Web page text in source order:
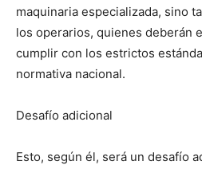
maquinaria especializada, sino
los operarios, quienes deberán
cumplir con los estrictos
normativa nacional.
Desafío adicional
Esto, según él, será un desafío